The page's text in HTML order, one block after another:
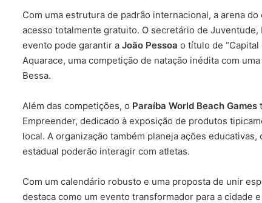
Com uma estrutura de padrão internacional, a arena
acesso totalmente gratuito. O secretário de
evento pode garantir a João Pessoa o título de
Aquarace, uma competição de natação inédita com
Bessa.
Além das competições, o Paraíba World Beach Games
Empreender, dedicado à exposição de produtos
local. A organização também planeja ações
estadual poderão interagir com atletas.
Com um calendário robusto e uma proposta de unir
destaca como um evento transformador para a cidade